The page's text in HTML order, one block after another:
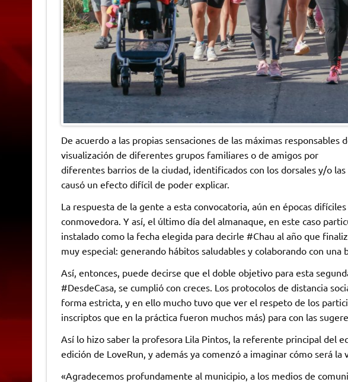
De acuerdo a las propias sensaciones de las máximas responsables
visualización de diferentes grupos familiares o de amigos por
diferentes barrios de la ciudad, identificados con los dorsales y/o
causó un efecto difícil de poder explicar.
La respuesta de la gente a esta convocatoria, aún en épocas
conmovedora. Y así, el último día del almanaque, en este caso
instalado como la fecha elegida para decirle #Chau al año que
muy especial: generando hábitos saludables y colaborando con una
Así, entonces, puede decirse que el doble objetivo para esta
#DesdeCasa, se cumplió con creces. Los protocolos de distancia
forma estricta, y en ello mucho tuvo que ver el respeto de los
inscriptos que en la práctica fueron muchos más) para con las
Así lo hizo saber la profesora Lila Pintos, la referente principal del
edición de LoveRun, y además ya comenzó a imaginar cómo será la
«Agradecemos profundamente al municipio, a los medios de